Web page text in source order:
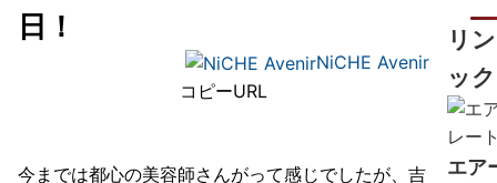
日！
NiCHE Avenir
コピーURL
今までは都心の美容師さんがって感じでしたが、吉
リ
ッ
エア